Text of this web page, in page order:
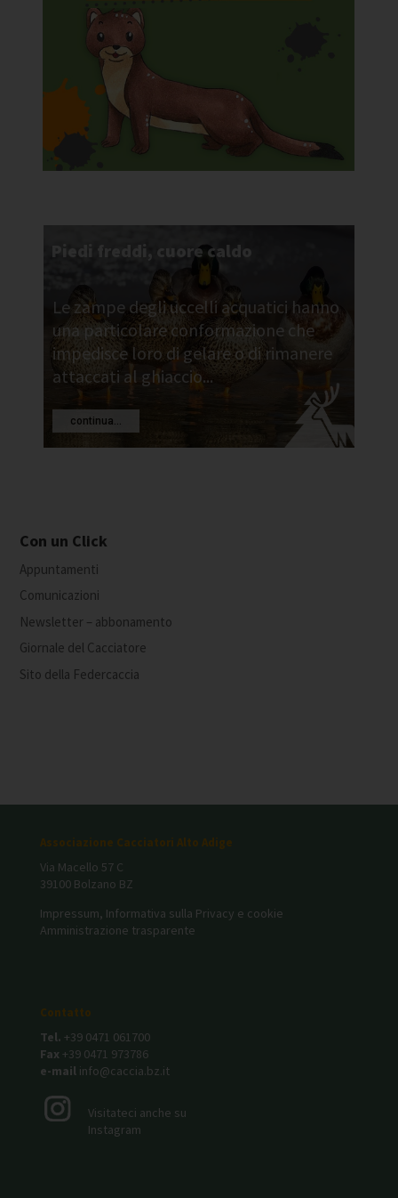
Piedi freddi, cuore caldo
Le zampe degli uccelli acquatici hanno
una particolare conformazione che
impedisce loro di gelare o di rimanere
attaccati al ghiaccio...
continua...
Con un Click
Appuntamenti
Comunicazioni
Newsletter – abbonamento
Giornale del Cacciatore
Sito della Federcaccia
Associazione Cacciatori Alto Adige
Via Macello 57 C
39100 Bolzano BZ
Impressum, Informativa sulla Privacy e cookie
Amministrazione trasparente
Contatto
Tel. +39 0471 061700
Fax +39 0471 973786
e-mail info@caccia.bz.it
Visitateci anche su
Instagram